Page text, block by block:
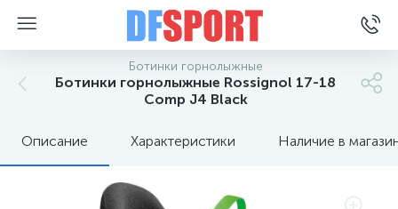
Ботинки горнолыжные
Ботинки горнолыжные Rossignol 17-18
Comp J4 Black
Описание Характеристики Наличие в